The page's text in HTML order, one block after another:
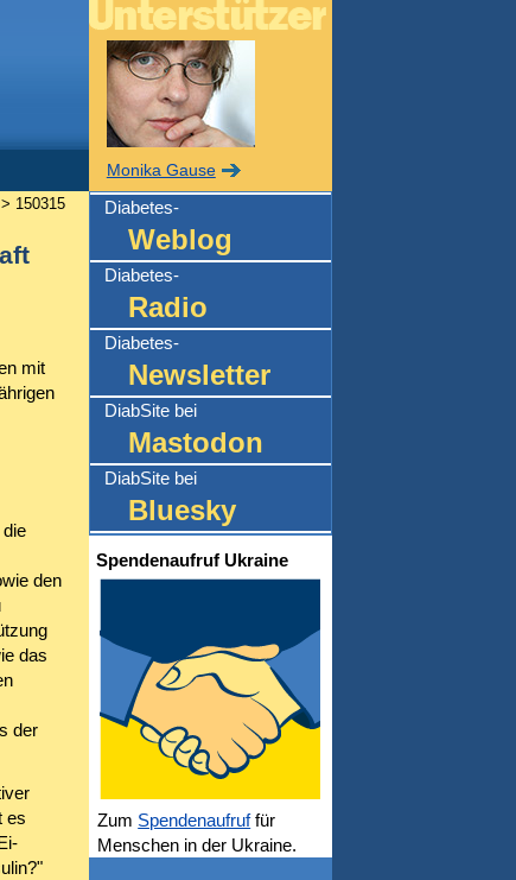
150315
mit
den
das
der
es
Monika Gause
Diabetes-
Weblog
Diabetes-
Radio
Diabetes-
Newsletter
DiabSite bei
Mastodon
DiabSite bei
Bluesky
Spendenaufruf Ukraine
Zum Spendenaufruffür
Menschen in der Ukraine.